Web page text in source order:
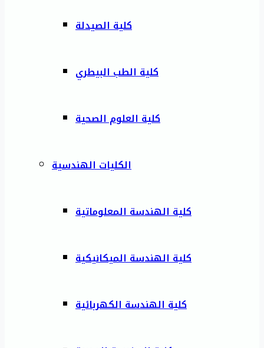
كلية الصيدلة
كلية الطب البيطري
كلية العلوم الصحية
الكليات الهندسية
كلية الهندسة المعلوماتية
كلية الهندسة الميكانيكية
كلية الهندسة الكهربائية